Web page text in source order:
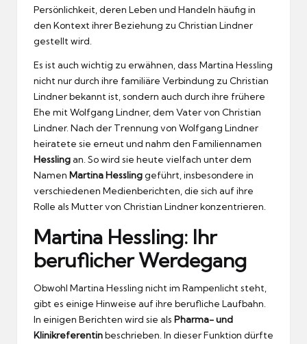
Persönlichkeit, deren Leben und Handeln häufig in
den Kontext ihrer Beziehung zu Christian Lindner
gestellt wird.
Es ist auch wichtig zu erwähnen, dass Martina Hessling
nicht nur durch ihre familiäre Verbindung zu Christian
Lindner bekannt ist, sondern auch durch ihre frühere
Ehe mit Wolfgang Lindner, dem Vater von Christian
Lindner. Nach der Trennung von Wolfgang Lindner
heiratete sie erneut und nahm den Familiennamen
Hesslingan. So wird sie heute vielfach unter dem
Namen Martina Hesslinggeführt, insbesondere in
verschiedenen Medienberichten, die sich auf ihre
Rolle als Mutter von Christian Lindner konzentrieren.
Martina Hessling: Ihr
beruflicher Werdegang
Obwohl Martina Hessling nicht im Rampenlicht steht,
gibt es einige Hinweise auf ihre berufliche Laufbahn.
In einigen Berichten wird sie als Pharma- und
Klinikreferentinbeschrieben. In dieser Funktion dürfte